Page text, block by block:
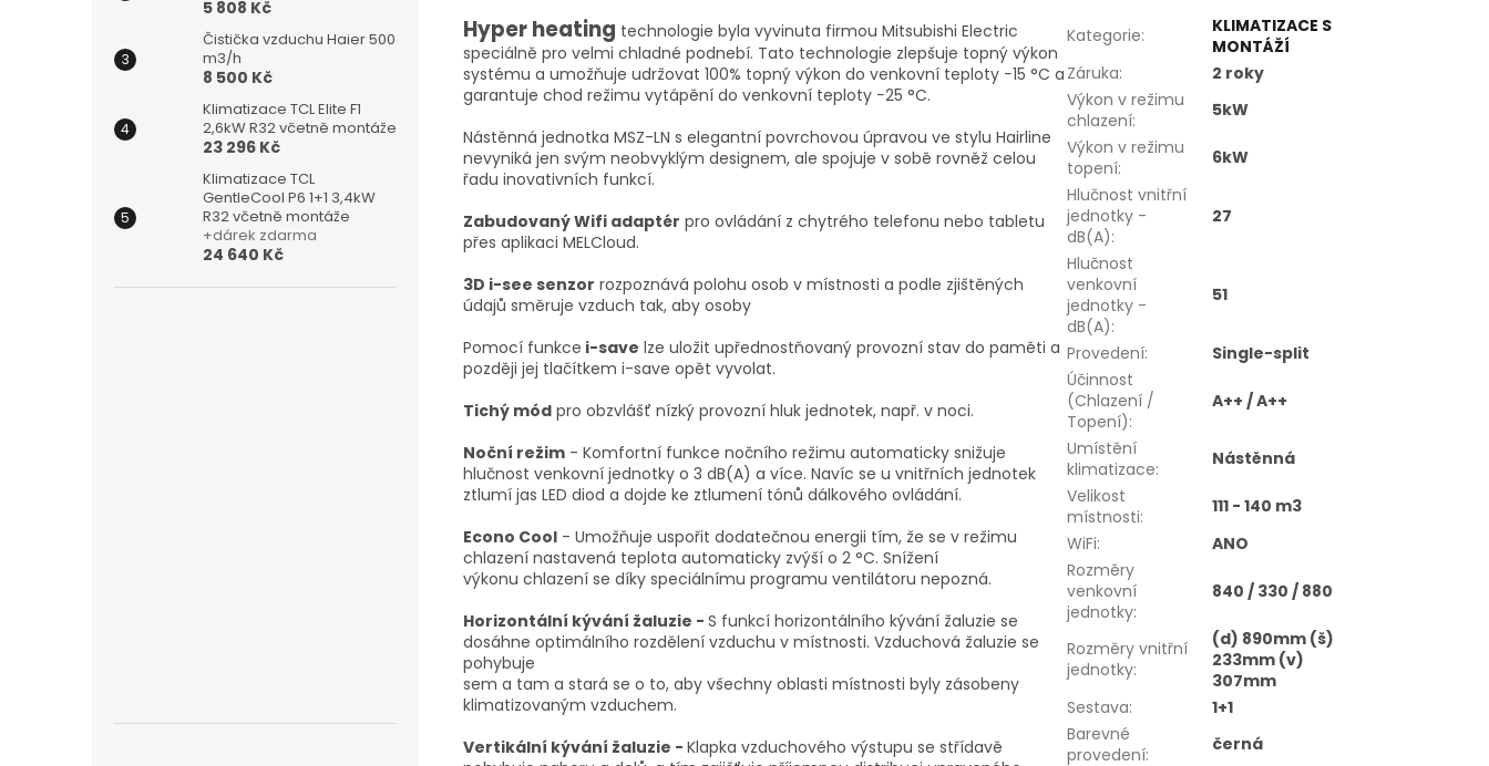
5 808 Kč
Čistička vzduchu Haier 500
m3/h
8 500 Kč
Klimatizace TCL Elite F1
2,6kW R32 včetně montáže
23 296 Kč
Klimatizace TCL
GentleCool P6 1+1 3,4kW
R32 včetně montáže
+dárek zdarma
24 640 Kč
Hyper heating technologie byla vyvinuta firmou Mitsubishi Electric
speciálně pro velmi chladné podnebí. Tato technologie zlepšuje topný výkon
systému a umožňuje udržovat 100% topný výkon do venkovní teploty −15 °C a
garantuje chod režimu vytápění do venkovní teploty −25 °C.
Nástěnná jednotka MSZ-LN s elegantní povrchovou úpravou ve stylu Hairline
nevyniká jen svým neobvyklým designem, ale spojuje v sobě rovněž celou
řadu inovativních funkcí.
Zabudovaný Wifi adaptér pro ovládání z chytrého telefonu nebo tabletu
přes aplikaci MELCloud.
3D i-see senzor rozpoznává polohu osob v místnosti a podle zjištěných
údajů směruje vzduch tak, aby osoby
Pomocí funkce i-save lze uložit upřednostňovaný provozní stav do paměti a
později jej tlačítkem i-save opět vyvolat.
Tichý mód pro obzvlášť nízký provozní hluk jednotek, např. v noci.
Noční režim - Komfortní funkce nočního režimu automaticky snižuje
hlučnost venkovní jednotky o 3 dB(A) a více. Navíc se u vnitřních jednotek
ztlumí jas LED diod a dojde ke ztlumení tónů dálkového ovládání.
Econo Cool - Umožňuje uspořit dodatečnou energii tím, že se v režimu
chlazení nastavená teplota automaticky zvýší o 2 °C. Snížení
výkonu chlazení se díky speciálnímu programu ventilátoru nepozná.
Horizontální kývání žaluzie - S funkcí horizontálního kývání žaluzie se
dosáhne optimálního rozdělení vzduchu v místnosti. Vzduchová žaluzie se
pohybuje
sem a tam a stará se o to, aby všechny oblasti místnosti byly zásobeny
klimatizovaným vzduchem.
Vertikální kývání žaluzie - Klapka vzduchového výstupu se střídavě
Kategorie:
KLIMATIZACE S
MONTÁŽÍ
Záruka:
2 roky
Výkon v režimu
chlazení:
5kW
Výkon v režimu
topení:
6kW
Hlučnost vnitřní
jednotky -
dB(A):
27
Hlučnost
venkovní
jednotky -
dB(A):
51
Provedení:
Single-split
Účinnost
(Chlazení /
Topení):
A++ / A++
Umístění
klimatizace:
Nástěnná
Velikost
místnosti:
111 - 140 m3
WiFi:
ANO
Rozměry
venkovní
jednotky:
840 / 330 / 880
Rozměry vnitřní
jednotky:
(d) 890mm (š)
233mm (v)
307mm
Sestava:
1+1
Barevné
provedení:
černá